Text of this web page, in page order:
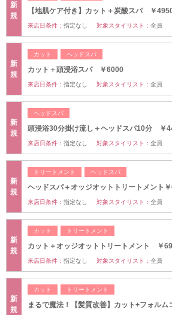
新
規
【地肌ケア付き】カット＋炭酸スパ ￥
来店日条件： 指定なし 対象スタイリスト： 全員
新
規
カット ヘッドスパ
カット＋頭浸浴スパ ￥6000
来店日条件： 指定なし 対象スタイリスト： 全員
新
規
ヘッドスパ
頭浸浴30分掛け流し＋ヘッドスパ10分 ￥
来店日条件： 指定なし 対象スタイリスト： 全員
新
規
トリートメント ヘッドスパ
ヘッドスパ＋オッジオットトリートメント
来店日条件： 指定なし 対象スタイリスト： 全員
新
規
カット トリートメント
カット＋オッジオットトリートメント ￥
来店日条件： 指定なし 対象スタイリスト： 全員
新
規
カット トリートメント
まるで魔法！【髪質改善】カット+フォル